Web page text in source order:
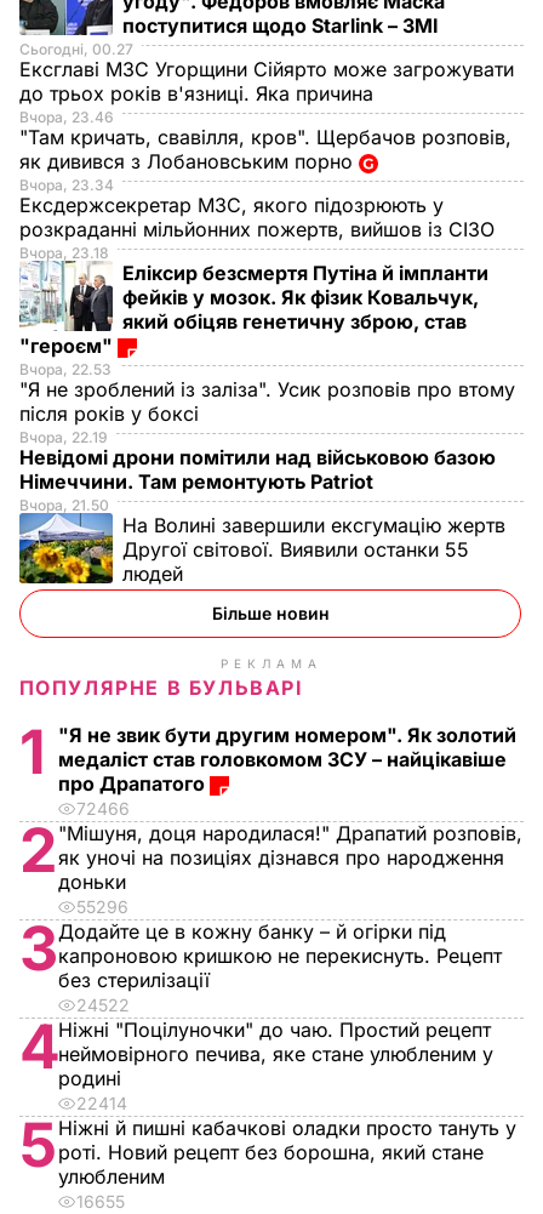
поступитися щодо Starlink – ЗМІ
Сьогодні, 00.27
Ексглаві МЗС Угорщини Сійярто може загрожувати
до трьох років в'язниці. Яка причина
Вчора, 23.46
"Там кричать, свавілля, кров". Щербачов розповів,
як дивився з Лобановським порно
Вчора, 23.34
Ексдержсекретар МЗС, якого підозрюють у
розкраданні мільйонних пожертв, вийшов із СІЗО
Вчора, 23.18
Еліксир безсмертя Путіна й імпланти
фейків у мозок. Як фізик Ковальчук,
який обіцяв генетичну зброю, став
"героєм"
Вчора, 22.53
"Я не зроблений із заліза". Усик розповів про втому
після років у боксі
Вчора, 22.19
Невідомі дрони помітили над військовою базою
Німеччини. Там ремонтують Patriot
Вчора, 21.50
На Волині завершили ексгумацію жертв
Другої світової. Виявили останки 55
людей
Більше новин
РЕКЛАМА
ПОПУЛЯРНЕ В БУЛЬВАРІ
1
"Я не звик бути другим номером". Як золотий
медаліст став головкомом ЗСУ – найцікавіше
про Драпатого
72466
2 "Мішуня, доця народилася!" Драпатий розповів,
як уночі на позиціях дізнався про народження
доньки
55296
3Додайте це в кожну банку – й огірки під
капроновою кришкою не перекиснуть. Рецепт
без стерилізації
24522
4Ніжні "Поцілуночки" до чаю. Простий рецепт
неймовірного печива, яке стане улюбленим у
родині
22414
5 Ніжні й пишні кабачкові оладки просто тануть у
роті. Новий рецепт без борошна, який стане
улюбленим
16655